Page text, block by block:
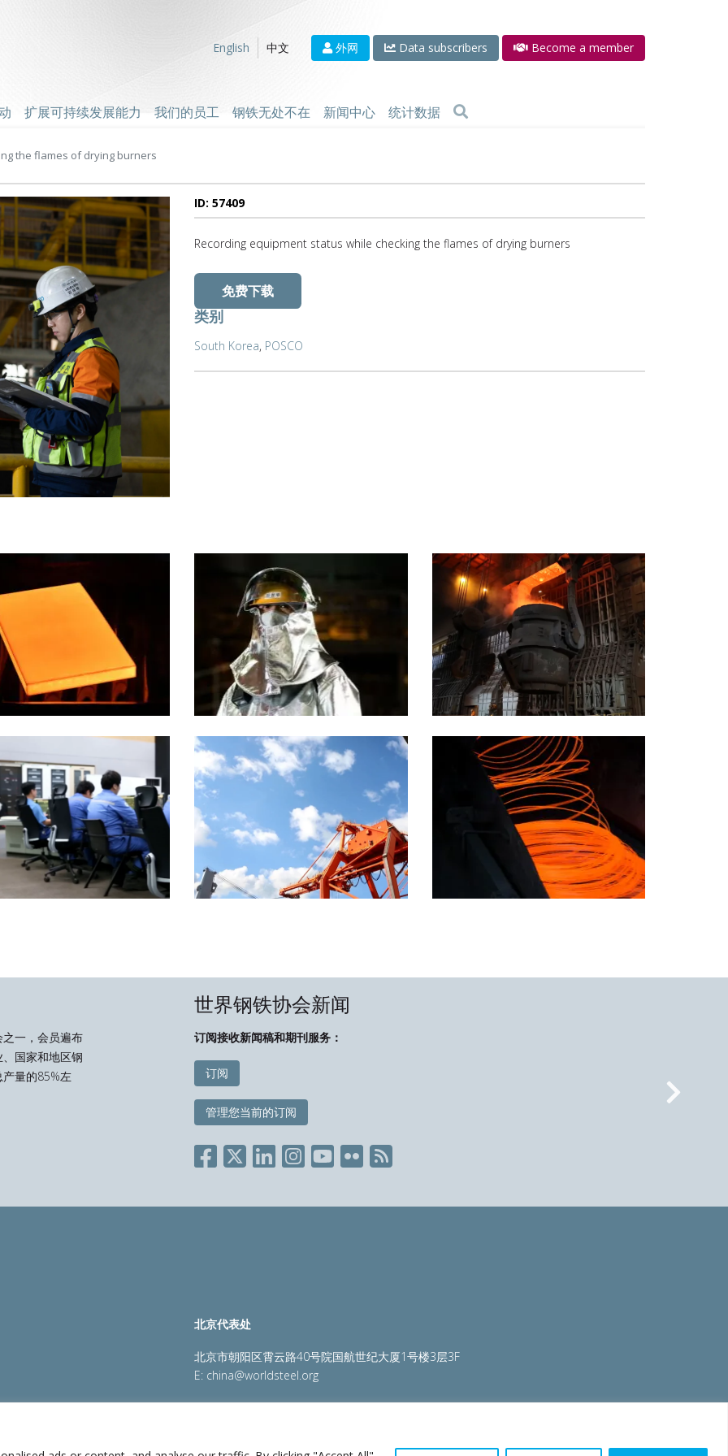
English 中文 外网 Data subscribers Become a member
扩展可持续发展能力 我们的员工 钢铁无处不在 新闻中心 统计数据
the flames of drying burners
ID: 57409
Recording equipment status while checking the flames of drying burners
免费下载
类别
South Korea, POSCO
一，会员遍布
国家和地区钢
量的85%左
世界钢铁协会新闻
订阅接收新闻稿和期刊服务：
订阅
管理您当前的订阅 Next
北京代表处
北京市朝阳区霄云路40号院国航世纪大厦1号楼3层3F
E: china@worldsteel.org